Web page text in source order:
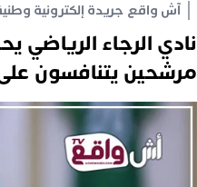
آش واقع جريدة إلكترونية وطنية
نادي الرجاء
مرشحين يتنافسون